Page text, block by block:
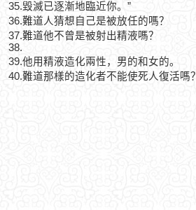
35.毀滅已逐漸地臨近你。”
36.難道人猜想自己是被放任的嗎？
37.難道他不曾是被射出精液嗎？
38.
39.他用精液造化兩性，男的和女的。
40.難道那樣的造化者不能使死人復活嗎？